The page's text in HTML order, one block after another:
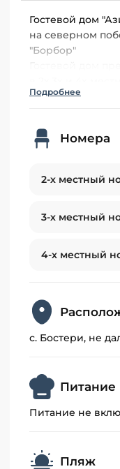
Гостевой дом
на северном
"Борбор"
удобствами.
Подробнее
Номера
2-х местный
3-х местный
4-х местный
с. Бостери, не
Питание
Питание не
Пляж